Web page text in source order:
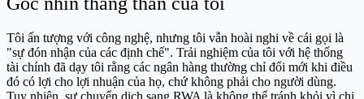
Tôi ấn tượng với công nghệ, nhưng tôi vẫn hoài nghi về cái gọi là
"sự đón nhận của các định chế". Trải nghiệm của tôi với hệ thống
tài chính đã dạy tôi rằng các ngân hàng thường chỉ đổi mới khi điều
đó có lợi cho lợi nhuận của họ, chứ không phải cho người dùng.
Tuy nhiên, sự chuyển dịch sang RWA là không thể tránh khỏi vì chi